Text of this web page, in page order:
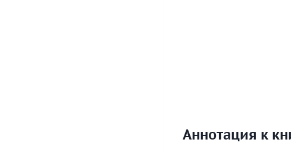
Аннотация к